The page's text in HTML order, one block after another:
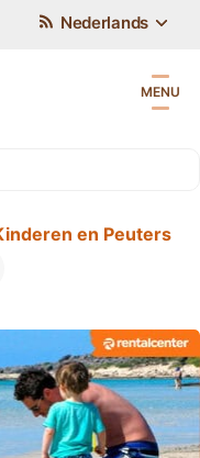
en Peuters
Nederlands
MENU